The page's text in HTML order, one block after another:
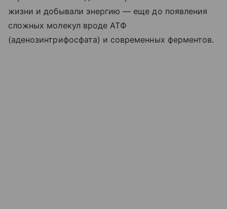
жизни и добывали энергию — еще до появления
сложных молекул вроде АТФ
(аденозинтрифосфата) и современных ферментов.